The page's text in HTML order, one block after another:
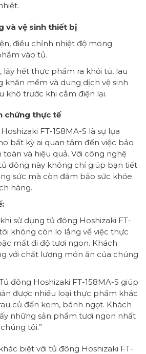
và vệ sinh thiết bị
điều chỉnh nhiệt độ mong
vào tủ.
lấy hết thực phẩm ra khỏi tủ, lau
khăn mềm và dung dịch vệ sinh
khô trước khi cắm điện lại.
chứng thực tế
FT-158MA-S là sự lựa
bất kỳ ai quan tâm đến việc bảo
và hiệu quả. Với công nghệ
đông này không chỉ giúp bạn tiết
sức mà còn đảm bảo sức khỏe
hàng.
sử dụng tủ đông Hoshizaki FT-
không còn lo lắng về việc thực
mất đi độ tươi ngon. Khách
với chất lượng món ăn của chúng
đông Hoshizaki FT-158MA-S giúp
được nhiều loại thực phẩm khác
củ đến kem, bánh ngọt. Khách
những sản phẩm tươi ngon nhất
tôi.”
biệt với tủ đông Hoshizaki FT-